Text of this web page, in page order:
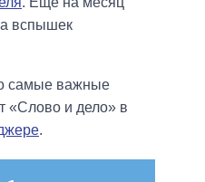
вспышек
самые важные
«Слово и дело» в
.